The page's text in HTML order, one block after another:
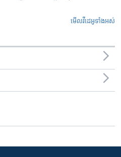
មើល​វីដេអូ​ទាំង​អស់